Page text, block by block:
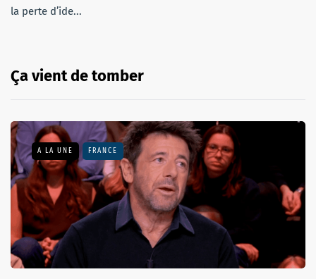
la perte d’ide...
Ça vient de tomber
A LA UNE FRANCE